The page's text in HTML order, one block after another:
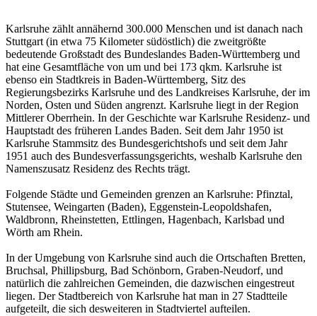
Karlsruhe zählt annähernd 300.000 Menschen und ist danach nach
Stuttgart (in etwa 75 Kilometer südöstlich) die zweitgrößte
bedeutende Großstadt des Bundeslandes Baden-Württemberg und
hat eine Gesamtfläche von um und bei 173 qkm. Karlsruhe ist
ebenso ein Stadtkreis in Baden-Württemberg, Sitz des
Regierungsbezirks Karlsruhe und des Landkreises Karlsruhe, der im
Norden, Osten und Süden angrenzt. Karlsruhe liegt in der Region
Mittlerer Oberrhein. In der Geschichte war Karlsruhe Residenz- und
Hauptstadt des früheren Landes Baden. Seit dem Jahr 1950 ist
Karlsruhe Stammsitz des Bundesgerichtshofs und seit dem Jahr
1951 auch des Bundesverfassungsgerichts, weshalb Karlsruhe den
Namenszusatz Residenz des Rechts trägt.
Folgende Städte und Gemeinden grenzen an Karlsruhe: Pfinztal,
Stutensee, Weingarten (Baden), Eggenstein-Leopoldshafen,
Waldbronn, Rheinstetten, Ettlingen, Hagenbach, Karlsbad und
Wörth am Rhein.
In der Umgebung von Karlsruhe sind auch die Ortschaften Bretten,
Bruchsal, Phillipsburg, Bad Schönborn, Graben-Neudorf, und
natürlich die zahlreichen Gemeinden, die dazwischen eingestreut
liegen. Der Stadtbereich von Karlsruhe hat man in 27 Stadtteile
aufgeteilt, die sich desweiteren in Stadtviertel aufteilen.